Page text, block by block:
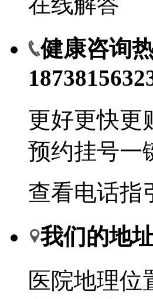
健康咨询
更好更快更
预约挂号一
查看电话指
我们的地
医院地理位